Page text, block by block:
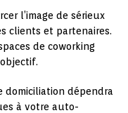
l’image de sérieux
clients et partenaires.
de coworking
domiciliation dépendra
à votre auto-